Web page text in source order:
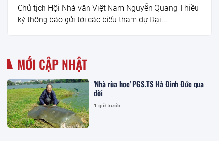
Chủ tịch Hội Nhà văn Việt Nam Nguyễn Quang Thiều
ký thông báo gửi tới các biểu tham dự Đại...
MỚI CẬP NHẬT
'Nhà rùa học' PGS.TS Hà Đình Đức qua
đời
1 giờ trước